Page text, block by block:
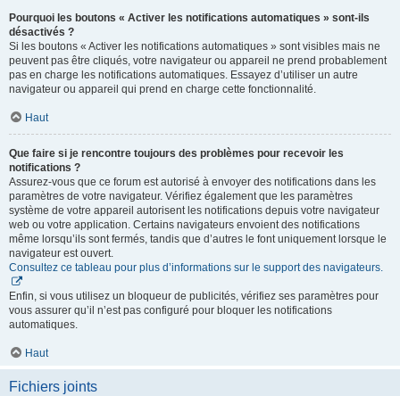
Pourquoi les boutons « Activer les notifications automatiques » sont-ils
désactivés ?
Si les boutons « Activer les notifications automatiques » sont visibles mais ne
peuvent pas être cliqués, votre navigateur ou appareil ne prend probablement
pas en charge les notifications automatiques. Essayez d’utiliser un autre
navigateur ou appareil qui prend en charge cette fonctionnalité.
Haut
Que faire si je rencontre toujours des problèmes pour recevoir les
notifications ?
Assurez-vous que ce forum est autorisé à envoyer des notifications dans les
paramètres de votre navigateur. Vérifiez également que les paramètres
système de votre appareil autorisent les notifications depuis votre navigateur
web ou votre application. Certains navigateurs envoient des notifications
même lorsqu’ils sont fermés, tandis que d’autres le font uniquement lorsque le
navigateur est ouvert.
Consultez ce tableau pour plus d’informations sur le support des navigateurs.
Enfin, si vous utilisez un bloqueur de publicités, vérifiez ses paramètres pour
vous assurer qu’il n’est pas configuré pour bloquer les notifications
automatiques.
Haut
Fichiers joints